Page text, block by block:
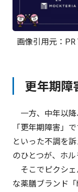
画像引用元： PR
更年期障
一方、中年以降
「更年期障害」
といった不調を
のひとつが、ホル
そこでピクシェ
な薬膳ブランド